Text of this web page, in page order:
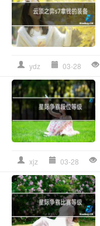
ydz 03-28
xjz 03-28